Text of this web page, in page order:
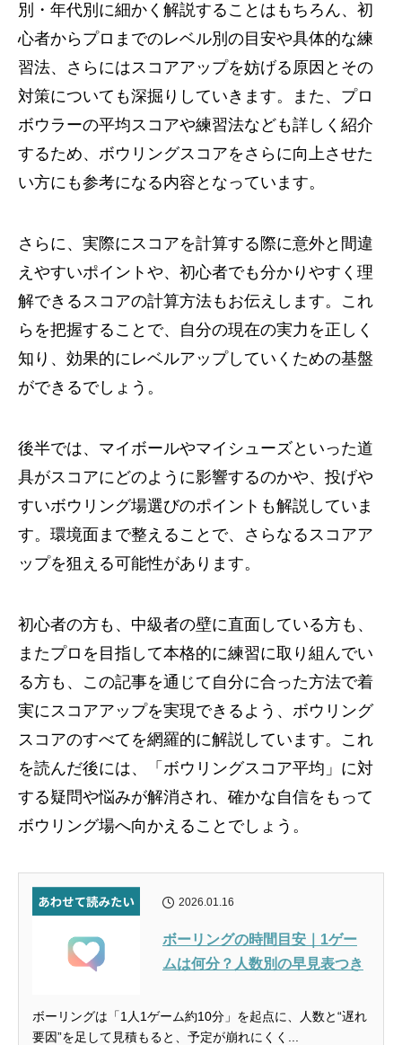
別・年代別に細かく解説することはもちろん、初
心者からプロまでのレベル別の目安や具体的な練
習法、さらにはスコアアップを妨げる原因とその
対策についても深掘りしていきます。また、プロ
ボウラーの平均スコアや練習法なども詳しく紹介
するため、ボウリングスコアをさらに向上させた
い方にも参考になる内容となっています。
さらに、実際にスコアを計算する際に意外と間違
えやすいポイントや、初心者でも分かりやすく理
解できるスコアの計算方法もお伝えします。これ
らを把握することで、自分の現在の実力を正しく
知り、効果的にレベルアップしていくための基盤
ができるでしょう。
後半では、マイボールやマイシューズといった道
具がスコアにどのように影響するのかや、投げや
すいボウリング場選びのポイントも解説していま
す。環境面まで整えることで、さらなるスコアア
ップを狙える可能性があります。
初心者の方も、中級者の壁に直面している方も、
またプロを目指して本格的に練習に取り組んでい
る方も、この記事を通じて自分に合った方法で着
実にスコアアップを実現できるよう、ボウリング
スコアのすべてを網羅的に解説しています。これ
を読んだ後には、「ボウリングスコア平均」に対
する疑問や悩みが解消され、確かな自信をもって
ボウリング場へ向かえることでしょう。
2026.01.16
ボーリングの時間目安｜1ゲー
ムは何分？人数別の早見表つき
ボーリングは「1人1ゲーム約10分」を起点に、人数と“遅れ
要因”を足して見積もると、予定が崩れにくく...